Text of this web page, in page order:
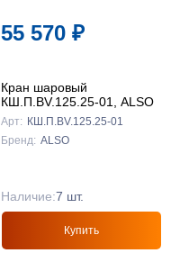
55 570 ₽
Кран шаровый
КШ.П.BV.125.25-01, ALSO
Арт: КШ.П.BV.125.25-01
Бренд: ALSO
Наличие:7 шт.
Купить